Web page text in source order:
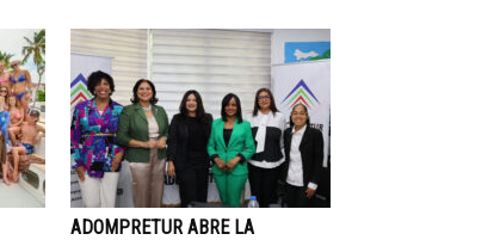
ADOMPRETUR ABRE LA